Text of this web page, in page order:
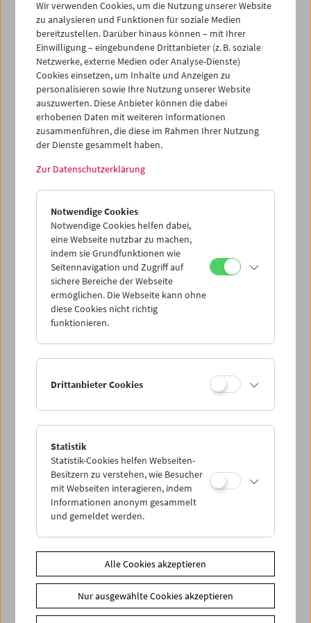
Diese Blitzlichter auf das, was Film ist oder sein könnte,
bestehen jeweils aus einem Kurz- und einem Langfilm
und eröffnen ein weites Spektrum von Filmformen und -
epochen. Den Beginn machen Dziga VertovsDer Mann mit
der Kamera(1929)undEine Fahrt durch Wienaus dem
Jahr 1906.Unter den weiteren Programmen befinden sich
u.a. Filme von Josef von Sternberg, Fritz Lang, Jean
Renoir, Nicholas Ray, Antonio Pietrangeli, Rainer Werner
Fassbinder, VALIE EXPORT und Kurt Kren.
Programm ORF III kult.Filmsommer
Share on
News Archiv
Newsletter
Wir verwenden Cookies, um die Nutzung unserer Website
zu analysieren und Funktionen für soziale Medien
bereitzustellen. Darüber hinaus können – mit Ihrer
Einwilligung – eingebundene Drittanbieter (z. B. soziale
Netzwerke, externe Medien oder Analyse-Dienste)
Cookies einsetzen, um Inhalte und Anzeigen zu
personalisieren sowie Ihre Nutzung unserer Website
auszuwerten. Diese Anbieter können die dabei
erhobenen Daten mit weiteren Informationen
zusammenführen, die diese im Rahmen Ihrer Nutzung
der Dienste gesammelt haben.
Zur Datenschutzerklärung
Notwendige Cookies
Notwendige Cookies helfen dabei,
eine Webseite nutzbar zu machen,
indem sie Grundfunktionen wie
Seitennavigation und Zugriff auf
sichere Bereiche der Webseite
ermöglichen. Die Webseite kann ohne
diese Cookies nicht richtig
funktionieren.
Drittanbieter Cookies
Statistik
Statistik-Cookies helfen Webseiten-
Besitzern zu verstehen, wie Besucher
mit Webseiten interagieren, indem
Informationen anonym gesammelt
und gemeldet werden.
Alle Cookies akzeptieren
Nur ausgewählte Cookies akzeptieren